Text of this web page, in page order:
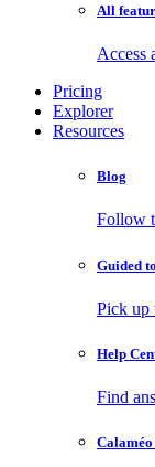
All
Access
Pricing
Explorer
Resources
Blog
Follow
Guided
Pick up
Help
Find